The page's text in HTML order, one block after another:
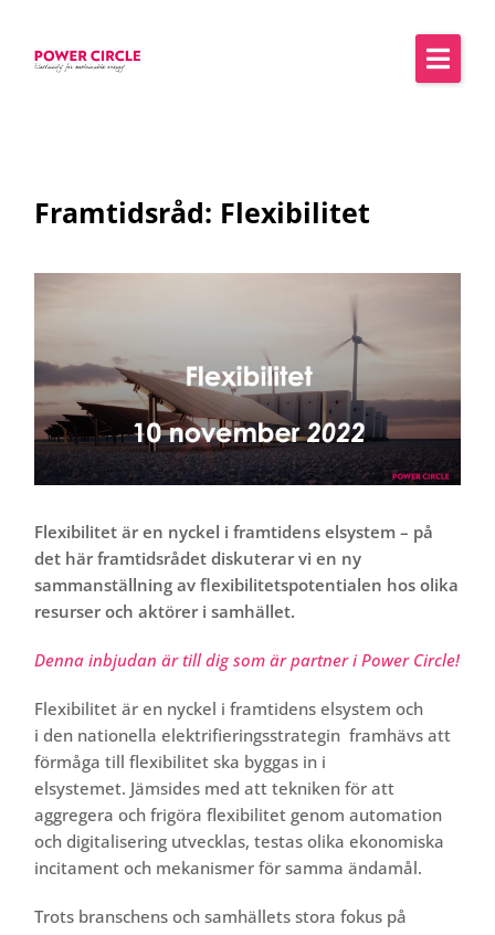
Framtidsråd: Flexibilitet
Flexibilitet är en nyckel i framtidens elsystem – på
det här framtidsrådet diskuterar vi en ny
sammanställning av flexibilitetspotentialen hos olika
resurser och aktörer i samhället.
Denna inbjudan är till dig som är partner i Power Circle!
Flexibilitet är en nyckel i framtidens elsystem och
i den nationella elektrifieringsstrategin framhävs att
förmåga till flexibilitet ska byggas in i
elsystemet. Jämsides med att tekniken för att
aggregera och frigöra flexibilitet genom automation
och digitalisering utvecklas, testas olika ekonomiska
incitament och mekanismer för samma ändamål.
Trots branschens och samhällets stora fokus på